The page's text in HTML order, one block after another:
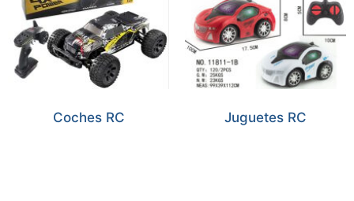
Coches RC Juguetes RC